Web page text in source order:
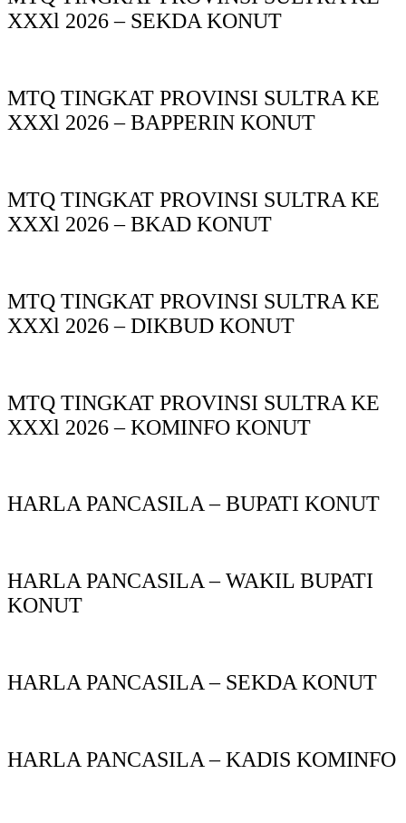
XXXl 2026 – SEKDA KONUT
MTQ TINGKAT PROVINSI SULTRA KE
XXXl 2026 – BAPPERIN KONUT
MTQ TINGKAT PROVINSI SULTRA KE
XXXl 2026 – BKAD KONUT
MTQ TINGKAT PROVINSI SULTRA KE
XXXl 2026 – DIKBUD KONUT
MTQ TINGKAT PROVINSI SULTRA KE
XXXl 2026 – KOMINFO KONUT
HARLA PANCASILA – BUPATI KONUT
HARLA PANCASILA – WAKIL BUPATI
KONUT
HARLA PANCASILA – SEKDA KONUT
HARLA PANCASILA – KADIS KOMINFO